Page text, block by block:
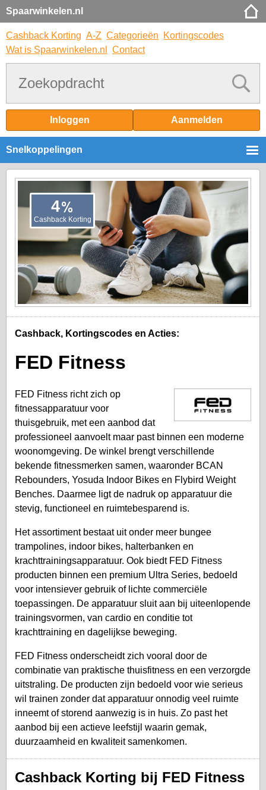
Spaarwinkelen.nl
Cashback Korting A-Z Categorieën
Kortingscodes
Wat is Spaarwinkelen.nl
Contact
Inloggen Aanmelden
Snelkoppelingen
4%
Cashback Korting
Cashback, Kortingscodes en Acties:
FED Fitness
FED Fitness richt zich op
fitnessapparatuur voor
thuisgebruik, met een aanbod dat
professioneel aanvoelt maar past binnen een moderne
woonomgeving. De winkel brengt verschillende
bekende fitnessmerken samen, waaronder BCAN
Rebounders, Yosuda Indoor Bikes en Flybird Weight
Benches. Daarmee ligt de nadruk op apparatuur die
stevig, functioneel en ruimtebesparend is.
Het assortiment bestaat uit onder meer bungee
trampolines, indoor bikes, halterbanken en
krachttrainingsapparatuur. Ook biedt FED Fitness
producten binnen een premium Ultra Series, bedoeld
voor intensiever gebruik of lichte commerciële
toepassingen. De apparatuur sluit aan bij uiteenlopende
trainingsvormen, van cardio en conditie tot
krachttraining en dagelijkse beweging.
FED Fitness onderscheidt zich vooral door de
combinatie van praktische thuisfitness en een verzorgde
uitstraling. De producten zijn bedoeld voor wie serieus
wil trainen zonder dat apparatuur onnodig veel ruimte
inneemt of storend aanwezig is in huis. Zo past het
aanbod bij een actieve leefstijl waarin gemak,
duurzaamheid en kwaliteit samenkomen.
Cashback Korting bij FED Fitness